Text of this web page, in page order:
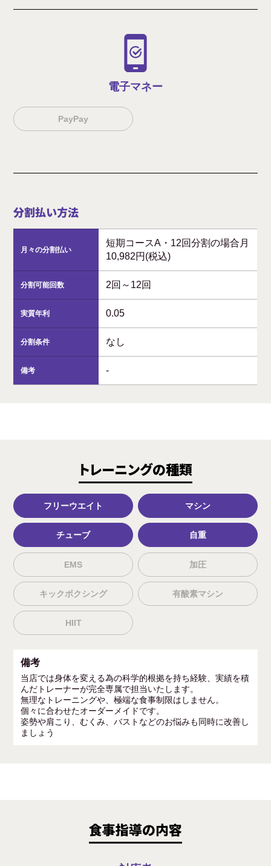
電子マネー
PayPay
分割払い方法
月々の分割払い
短期コースA・12回分割の場合月
10,982円(税込)
分割可能回数 2回～12回
実質年利 0.05
分割条件 なし
備考 -
トレーニングの種類
フリーウエイト マシン
チューブ 自重
EMS 加圧
キックボクシング 有酸素マシン
HIIT
備考
当店では身体を変える為の科学的根拠を持ち経験、実績を積
んだトレーナーが完全専属で担当いたします。
無理なトレーニングや、極端な食事制限はしません。
個々に合わせたオーダーメイドです。
姿勢や肩こり、むくみ、バストなどのお悩みも同時に改善し
ましょう
食事指導の内容